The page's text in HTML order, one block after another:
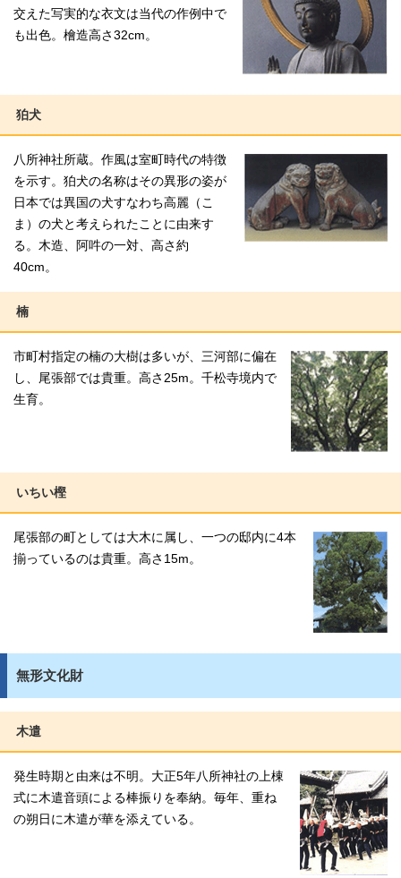
交えた写実的な衣文は当代の作例中で
も出色。檜造高さ32cm。
狛犬
八所神社所蔵。作風は室町時代の特徴
を示す。狛犬の名称はその異形の姿が
日本では異国の犬すなわち高麗（こ
ま）の犬と考えられたことに由来す
る。木造、阿吽の一対、高さ約
40cm。
楠
市町村指定の楠の大樹は多いが、三河部に偏在
し、尾張部では貴重。高さ25m。千松寺境内で
生育。
いちい樫
尾張部の町としては大木に属し、一つの邸内に4本
揃っているのは貴重。高さ15m。
無形文化財
木遣
発生時期と由来は不明。大正5年八所神社の上棟
式に木遣音頭による棒振りを奉納。毎年、重ね
の朔日に木遣が華を添えている。